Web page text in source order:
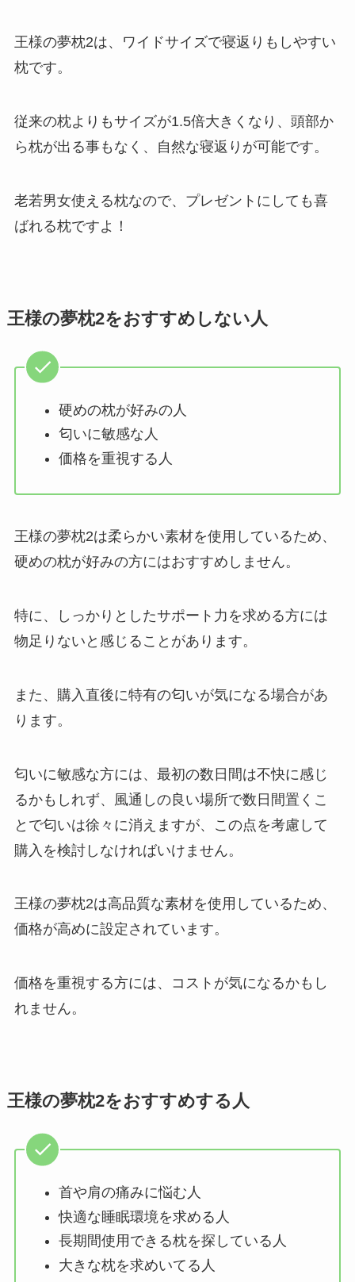
王様の夢枕2は、
ワイドサイズで寝返りもしやすい
枕です。
従来の枕よりもサイズが1.5倍大きくなり、頭部か
ら枕が出る事もなく、自然な寝返りが可能です。
老若男女使える枕なので、プレゼントにしても喜
ばれる枕ですよ！
王様の夢枕2をおすすめしない人
硬めの枕が好みの人
匂いに敏感な人
価格を重視する人
王様の夢枕2は柔らかい素材を使用しているため、
硬めの枕が好みの方にはおすすめしません。
特に、しっかりとしたサポート力を求める方には
物足りないと感じることがあります。
また、購入直後に特有の匂いが気になる場合があ
ります。
匂いに敏感な方には、最初の数日間は不快に感じ
るかもしれず、風通しの良い場所で数日間置くこ
とで匂いは徐々に消えますが、この点を考慮して
購入を検討しなければいけません。
王様の夢枕2は高品質な素材を使用しているため、
価格が高めに設定されています。
価格を重視する方には、コストが気になるかもし
れません。
王様の夢枕2をおすすめする人
首や肩の痛みに悩む人
快適な睡眠環境を求める人
長期間使用できる枕を探している人
大きな枕を求めいてる人